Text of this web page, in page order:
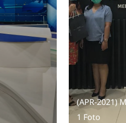
(APR-2021)
1 Foto